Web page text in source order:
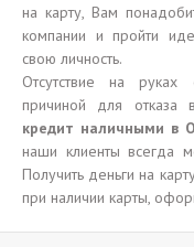
на карту, Вам
компании и пройти
свою личность.
Отсутствие на руках
причиной для отказа
кредит наличными в
наши клиенты всегда
Получить деньги на
при наличии карты,